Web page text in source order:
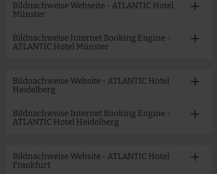
Bildnachweise Webseite - ATLANTIC Hotel
Münster
Bildnachweise Internet Booking Engine -
ATLANTIC Hotel Münster
Bildnachweise Website - ATLANTIC Hotel
Heidelberg
Bildnachweise Internet Booking Engine -
ATLANTIC Hotel Heidelberg
Bildnachweise Website - ATLANTIC Hotel
Frankfurt